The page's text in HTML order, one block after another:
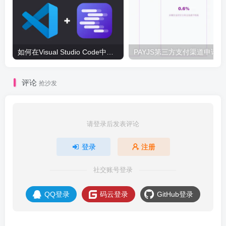
如何在Visual Studio Code中配置LM Studio写代码
评论 抢沙发
请登录后发表评论
登录 注册
社交账号登录
QQ登录 码云登录 GitHub登录